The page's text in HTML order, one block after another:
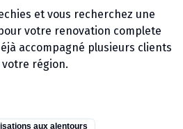
et vous recherchez une
votre renovation complete
accompagné plusieurs clients
votre région.
aux alentours